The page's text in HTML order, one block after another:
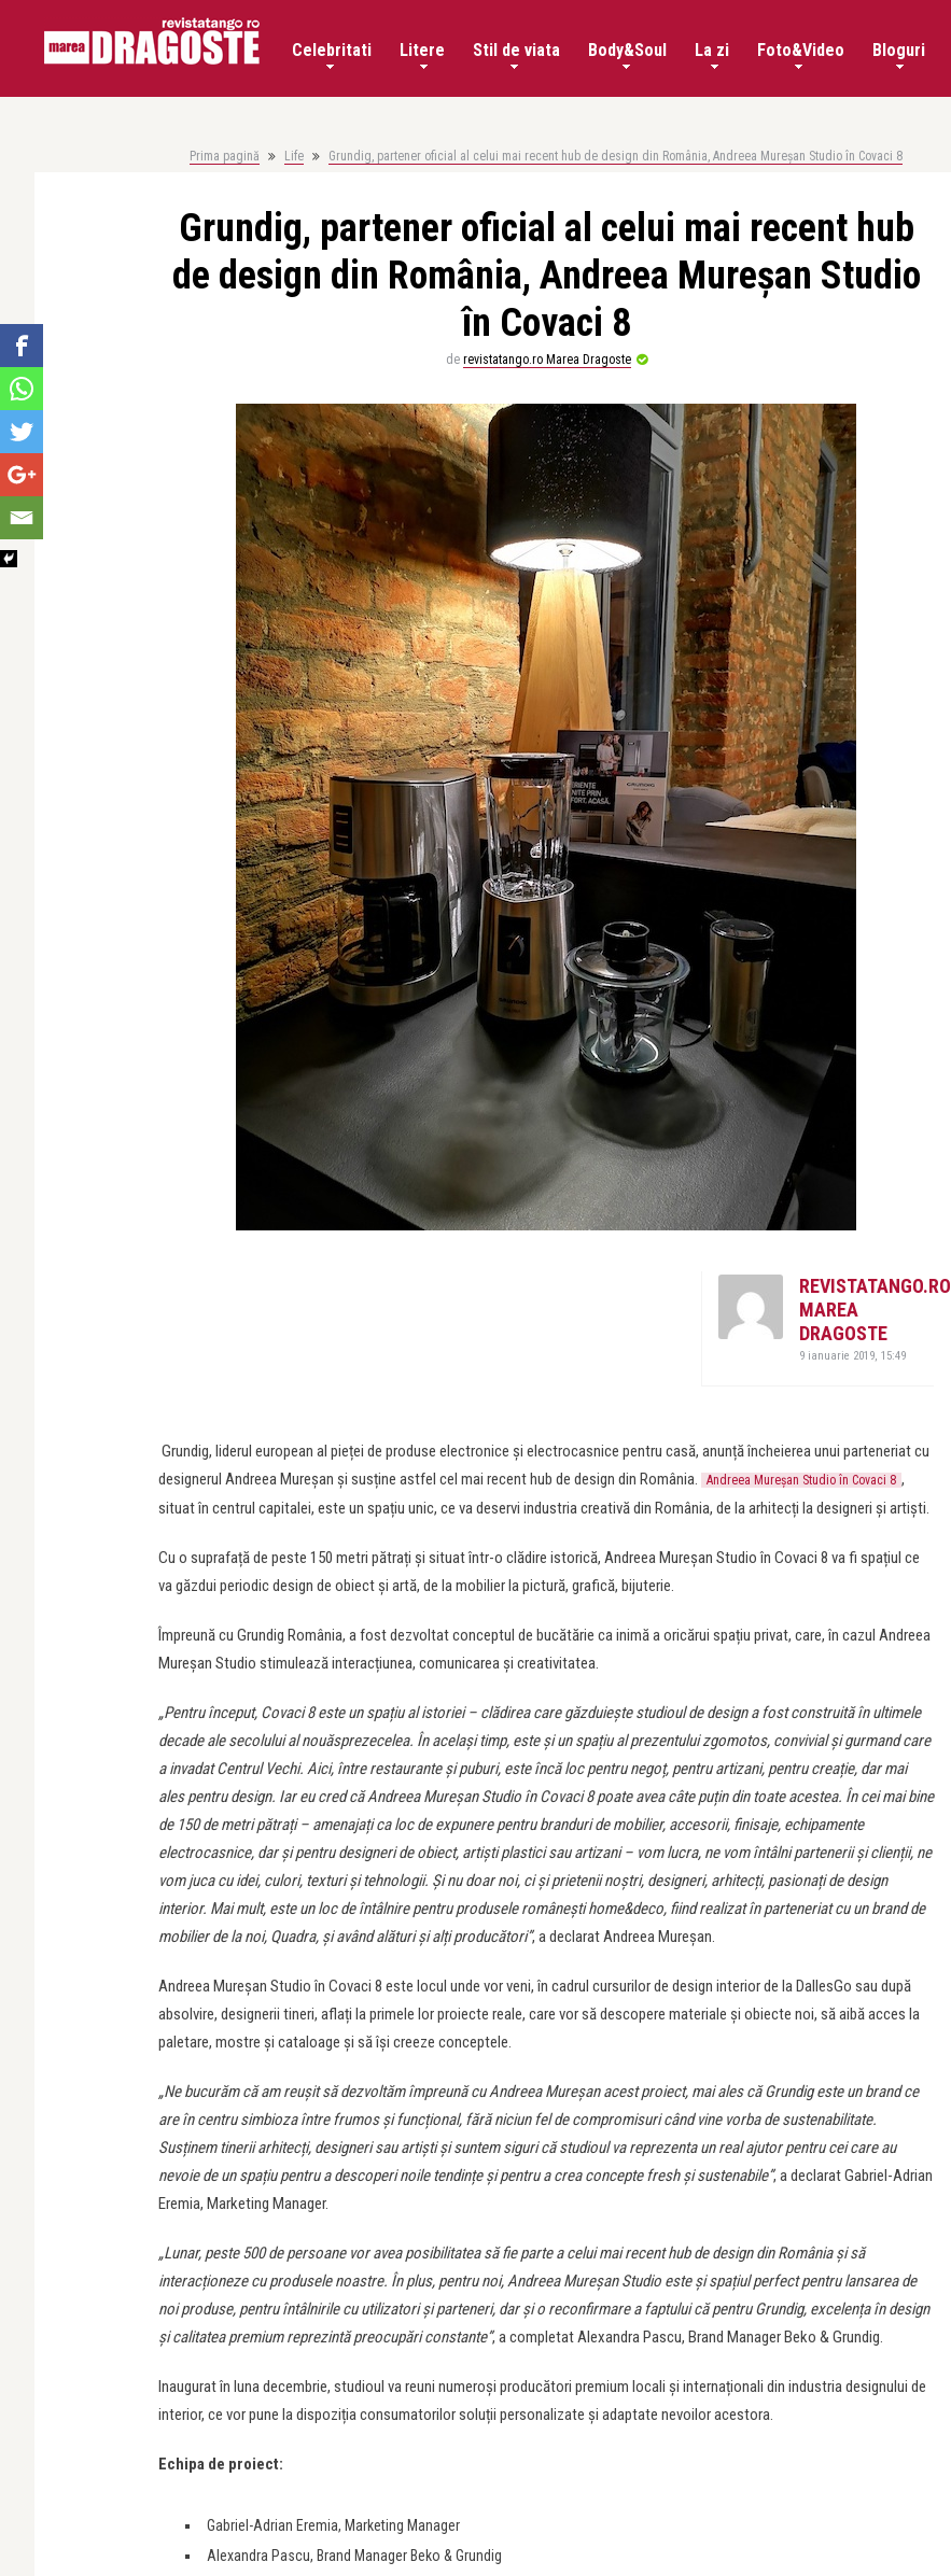
Celebritati Litere Stil de viata Body&Soul La zi Foto&Video Bloguri
Prima pagină Life Grundig, partener oficial al celui mai recent hub de design din România, Andreea Mureșan Studio în Covaci 8
Grundig, partener oficial al celui mai recent hub
de design din România, Andreea Mureșan Studio
în Covaci 8
de revistatango.ro Marea Dragoste
REVISTATANGO.RO
MAREA
DRAGOSTE
9 ianuarie 2019, 15:49
Grundig, liderul european al pieței de produse electronice și electrocasnice pentru casă, anunță încheierea unui parteneriat cu
designerul Andreea Mureșan și susține astfel cel mai recent hub de design din România.
Andreea Mureșan Studio în Covaci 8 ,
situat în centrul capitalei, este un spațiu unic, ce va deservi industria creativă din România, de la arhitecți la designeri și artiști.
Cu o suprafață de peste 150 metri pătrați și situat într-o clădire istorică, Andreea Mureșan Studio în Covaci 8 va fi spațiul ce
va găzdui periodic design de obiect și artă, de la mobilier la pictură, grafică, bijuterie.
Împreună cu Grundig România, a fost dezvoltat conceptul de bucătărie ca inimă a oricărui spațiu privat, care, în cazul Andreea
Mureșan Studio stimulează interacțiunea, comunicarea și creativitatea.
„Pentru început, Covaci 8 este un spațiu al istoriei – clădirea care găzduiește studioul de design a fost construită în ultimele
decade ale secolului al nouăsprezecelea. În același timp, este și un spațiu al prezentului zgomotos, convivial și gurmand care
a invadat Centrul Vechi. Aici, între restaurante și puburi, este încă loc pentru negoț, pentru artizani, pentru creație, dar mai
ales pentru design. Iar eu cred că Andreea Mureșan Studio în Covaci 8 poate avea câte puțin din toate acestea. În cei mai bine
de 150 de metri pătrați – amenajați ca loc de expunere pentru branduri de mobilier, accesorii, finisaje, echipamente
electrocasnice, dar și pentru designeri de obiect, artiști plastici sau artizani – vom lucra, ne vom întâlni partenerii și clienții, ne
vom juca cu idei, culori, texturi și tehnologii. Și nu doar noi, ci și prietenii noștri, designeri, arhitecți, pasionați de design
interior. Mai mult, este un loc de întâlnire pentru produsele românești home&deco, fiind realizat în parteneriat cu un brand de
mobilier de la noi, Quadra, și având alături și alți producători”, a declarat Andreea Mureșan.
Andreea Mureșan Studio în Covaci 8 este locul unde vor veni, în cadrul cursurilor de design interior de la DallesGo sau după
absolvire, designerii tineri, aflați la primele lor proiecte reale, care vor să descopere materiale și obiecte noi, să aibă acces la
paletare, mostre și cataloage și să își creeze conceptele.
„Ne bucurăm că am reușit să dezvoltăm împreună cu Andreea Mureșan acest proiect, mai ales că Grundig este un brand ce
are în centru simbioza între frumos și funcțional, fără niciun fel de compromisuri când vine vorba de sustenabilitate.
Susținem tinerii arhitecți, designeri sau artiști și suntem siguri că studioul va reprezenta un real ajutor pentru cei care au
nevoie de un spațiu pentru a descoperi noile tendințe și pentru a crea concepte fresh și sustenabile”, a declarat Gabriel-Adrian
Eremia, Marketing Manager.
„Lunar, peste 500 de persoane vor avea posibilitatea să fie parte a celui mai recent hub de design din România și să
interacționeze cu produsele noastre. În plus, pentru noi, Andreea Mureșan Studio este și spațiul perfect pentru lansarea de
noi produse, pentru întâlnirile cu utilizatori și parteneri, dar și o reconfirmare a faptului că pentru Grundig, excelența în design
și calitatea premium reprezintă preocupări constante”, a completat Alexandra Pascu, Brand Manager Beko & Grundig.
Inaugurat în luna decembrie, studioul va reuni numeroși producători premium locali și internaționali din industria designului de
interior, ce vor pune la dispoziția consumatorilor soluții personalizate și adaptate nevoilor acestora.
Echipa de proiect:
Gabriel-Adrian Eremia, Marketing Manager
Alexandra Pascu, Brand Manager Beko & Grundig